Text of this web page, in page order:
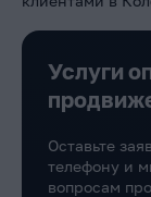
Услуги
Оставьте
телефону и
вопросам